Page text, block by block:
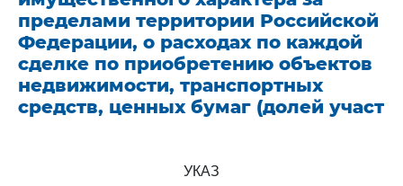
пределами территории Российской
Федерации, о расходах по каждой
сделке по приобретению объектов
недвижимости, транспортных
средств, ценных бумаг (долей участ
УКАЗ